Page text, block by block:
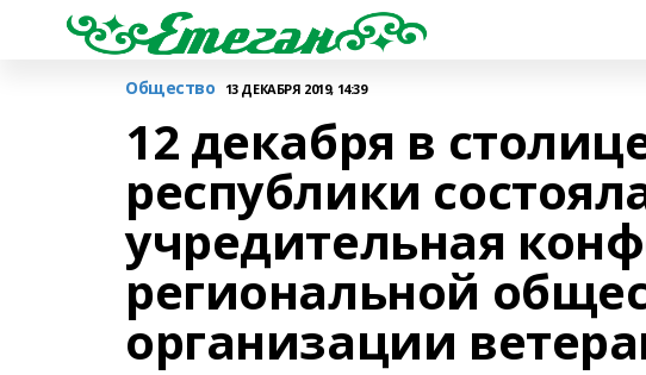
Общество 13 ДЕКАБРЯ 2019, 14:39
12 декабря в
республики
учредительная
региональной
организации